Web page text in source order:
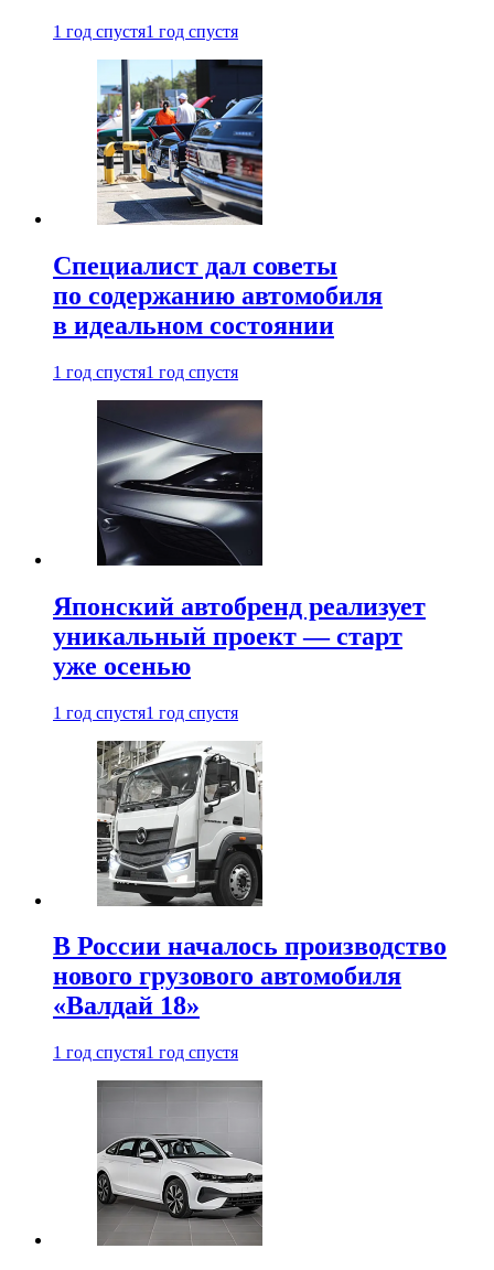
1 год спустя1 год спустя
Специалист дал советы
по содержанию автомобиля
в идеальном состоянии
1 год спустя1 год спустя
Японский автобренд реализует
уникальный проект — старт
уже осенью
1 год спустя1 год спустя
В России началось производство
нового грузового автомобиля
«Валдай 18»
1 год спустя1 год спустя